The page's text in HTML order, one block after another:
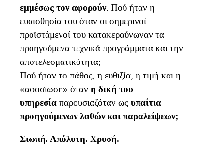
εμμέσως τον αφορούν. Πού ήταν η
ευαισθησία του όταν οι σημερινοί
προϊστάμενοί του κατακεραύνωναν τα
προηγούμενα τεχνικά προγράμματα και την
αποτελεσματικότητα;
Πού ήταν το πάθος, η ευθιξία, η τιμή και η
«αφοσίωση» όταν η δική του
υπηρεσία παρουσιαζόταν ως υπαίτια
προηγούμενων λαθών και παραλείψεων;
Σιωπή. Απόλυτη. Χρυσή.